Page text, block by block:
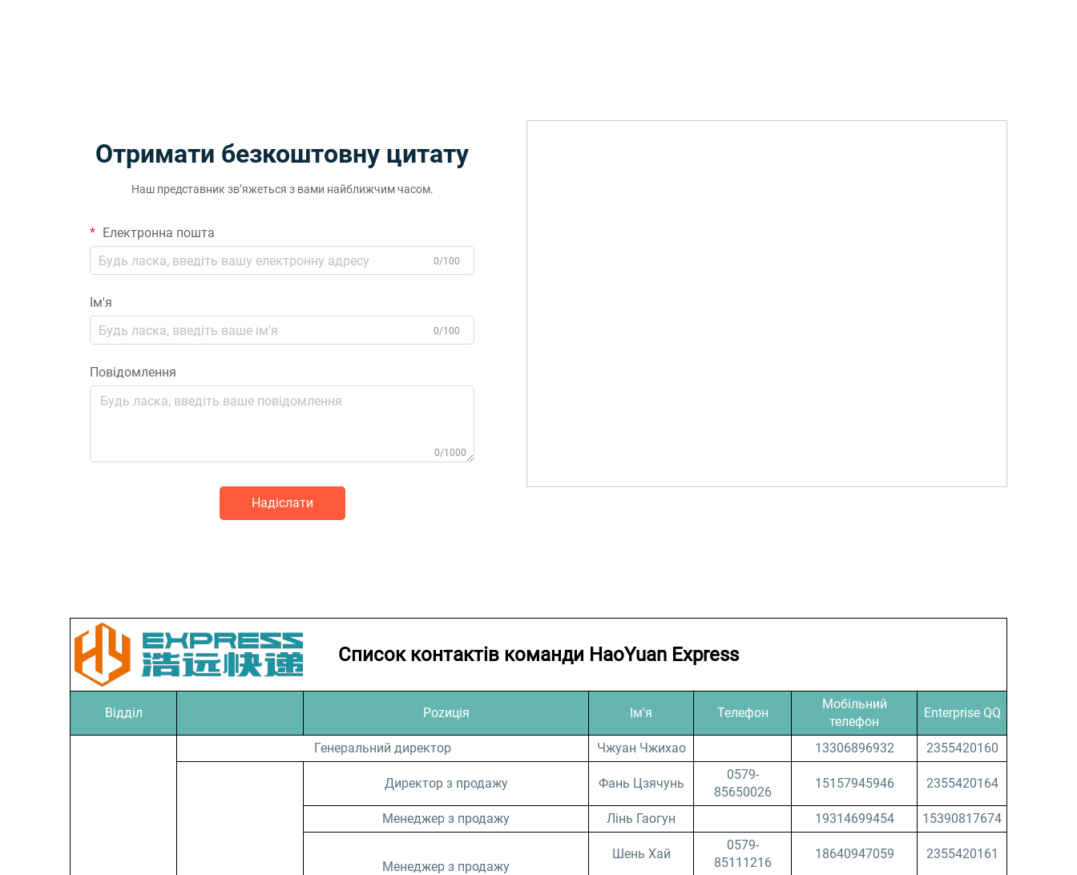
Отримати безкоштовну цитату
Наш представник зв’яжеться з вами найближчим часом.
Електронна пошта
0/100
Ім'я
0/100
Повідомлення
0/1000
Надіслати
Список контактів команди HaoYuan Express
Відділ Pozицiя Ім'я Телефон
Мобільний
телефон
Enterprise QQ
Генеральний директор Чжуан Чжихао 13306896932 2355420160
Директор з продажу Фань Цзячунь
0579-
85650026
15157945946 2355420164
Менеджер з продажу Лінь Гаогун 19314699454 15390817674
Менеджер з продажу
Шень Хай
0579-
85111216
18640947059 2355420161